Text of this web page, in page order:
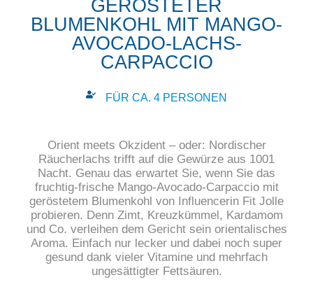
GERÖSTETER
BLUMENKOHL MIT MANGO-
AVOCADO-LACHS-
CARPACCIO
FÜR CA. 4 PERSONEN
Orient meets Okzident – oder: Nordischer
Räucherlachs trifft auf die Gewürze aus 1001
Nacht. Genau das erwartet Sie, wenn Sie das
fruchtig-frische Mango-Avocado-Carpaccio mit
geröstetem Blumenkohl von Influencerin Fit Jolle
probieren. Denn Zimt, Kreuzkümmel, Kardamom
und Co. verleihen dem Gericht sein orientalisches
Aroma. Einfach nur lecker und dabei noch super
gesund dank vieler Vitamine und mehrfach
ungesättigter Fettsäuren.